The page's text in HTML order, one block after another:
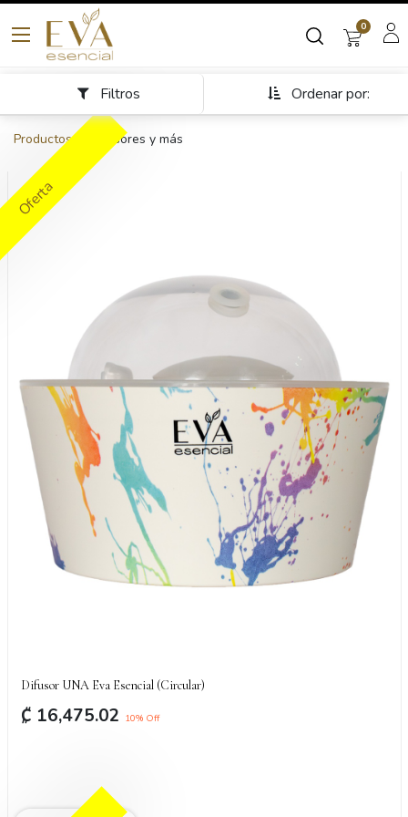
0
Ordenar por:
Filtros
Productos Difusores y más
Oferta
Difusor UNA Eva Esencial (Circular)
₡ 16,475.02 10% Off